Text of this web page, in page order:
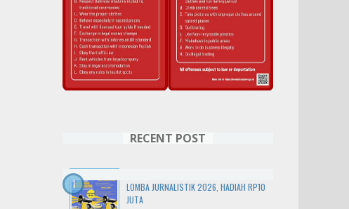
RECENT POST
LOMBA JURNALISTIK 2026, HADIAH RP10
JUTA